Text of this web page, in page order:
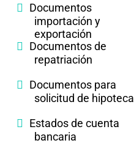
Documentos
importación y
exportación
Documentos de
repatriación
Documentos para
solicitud de hipoteca
Estados de cuenta
bancaria